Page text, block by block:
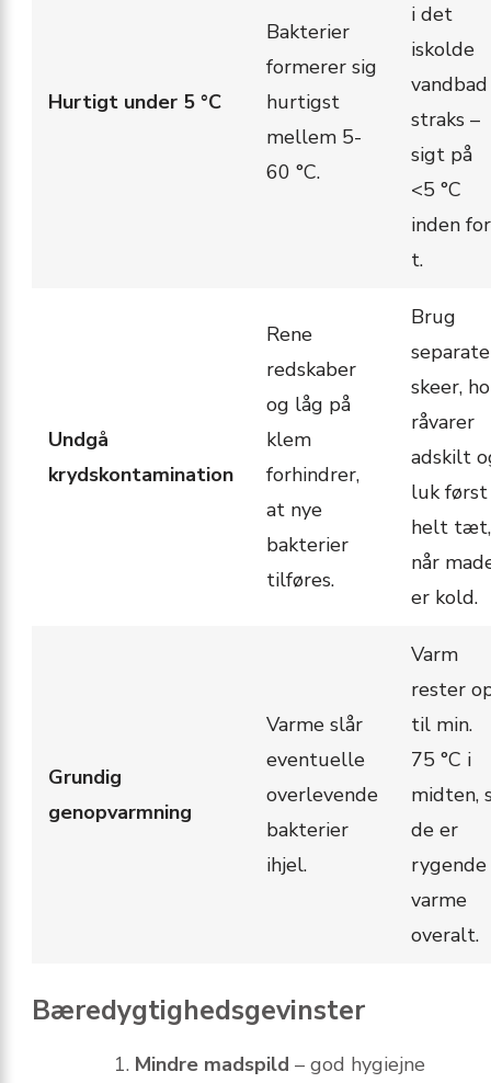
Hurtigt under 5 °C
Bakterier
formerer sig
hurtigst
mellem 5-
60 °C.
i det
iskolde
vandbad
straks –
sigt på
<5 °C
inden
t.
Undgå
krydskontamination
Rene
redskaber
og låg på
klem
forhindrer,
at nye
bakterier
tilføres.
Brug
separate
skeer,
råvarer
adskilt
luk først
helt tæt,
når
er kold.
Grundig
genopvarmning
Varme slår
eventuelle
overlevende
bakterier
ihjel.
Varm
rester
til min.
75 °C i
midten,
de er
rygende
varme
overalt.
Bæredygtighedsgevinster
Mindre madspild – god hygiejne